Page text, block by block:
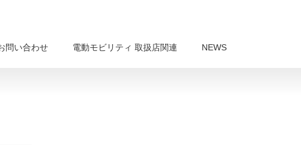
問い合わせ 電動モビリティ 取扱店関連 NEWS